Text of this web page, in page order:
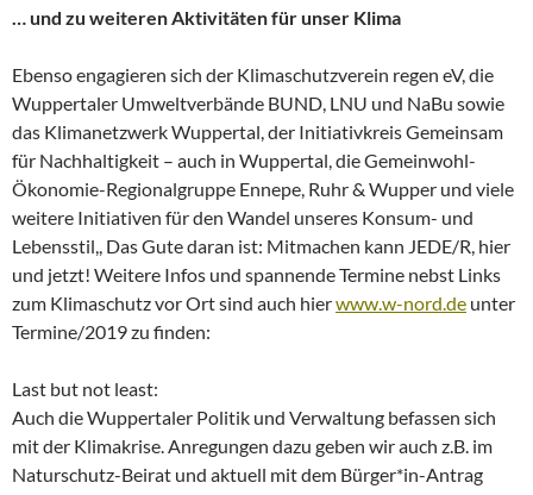
… und zu weiteren Aktivitäten für unser Klima
Ebenso engagieren sich der Klimaschutzverein regen eV, die
Wuppertaler Umweltverbände BUND, LNU und NaBu sowie
das Klimanetzwerk Wuppertal, der Initiativkreis Gemeinsam
für Nachhaltigkeit – auch in Wuppertal, die Gemeinwohl-
Ökonomie-Regionalgruppe Ennepe, Ruhr & Wupper und viele
weitere Initiativen für den Wandel unseres Konsum- und
Lebensstil,, Das Gute daran ist: Mitmachen kann JEDE/R, hier
und jetzt! Weitere Infos und spannende Termine nebst Links
zum Klimaschutz vor Ort sind auch hierwww.w-nord.de unter
Termine/2019 zu finden:
Last but not least:
Auch die Wuppertaler Politik und Verwaltung befassen sich
mit der Klimakrise. Anregungen dazu geben wir auch z.B. im
Naturschutz-Beirat und aktuell mit dem Bürger*in-Antrag